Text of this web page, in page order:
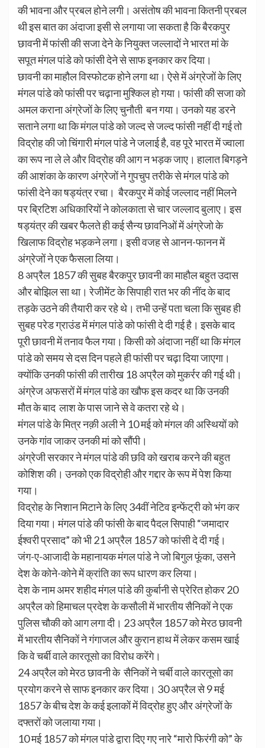
की भावना और प्रबल होने लगी। असंतोष की भावना कितनी प्रबल
थी इस बात का अंदाजा इसी से लगाया जा सकता है कि बैरकपुर
छावनी में फांसी की सजा देने के नियुक्त जल्लादों ने भारत मां के
सपूत मंगल पांडे को फांसी देने से साफ इनकार कर दिया।
छावनी का माहौल विस्फोटक होने लगा था। ऐसे में अंग्रेजों के लिए
मंगल पांडे को फांसी पर चढ़ाना मुश्किल हो गया। फांसी की सजा को
अमल कराना अंग्रेजों के लिए चुनौती बन गया। उनको यह डरने
सताने लगा था कि मंगल पांडे को जल्द से जल्द फांसी नहीं दी गई तो
विद्रोह की जो चिंगारी मंगल पांडे ने जलाई है, वह पूरे भारत में ज्वाला
का रूप ना ले ले और विद्रोह की आग न भड़क जाए। हालात बिगड़ने
की आशंका के कारण अंग्रेजों ने गुपचुप तरीके से मंगल पांडे को
फांसी देने का षड्यंत्र रचा। बैरकपुर में कोई जल्लाद नहीं मिलने
पर ब्रिटिश अधिकारियों ने कोलकाता से चार जल्लाद बुलाए। इस
षड्यंत्र की खबर फैलते ही कई सैन्य छावनिओं में अंग्रेजो के
खिलाफ विद्रोह भड़कने लगा। इसी वजह से आनन-फानन में
अंग्रेजों ने एक फैसला लिया।
8 अप्रैल 1857 की सुबह बैरकपुर छावनी का माहौल बहुत उदास
और बोझिल सा था। रेजीमेंट के सिपाही रात भर की नींद के बाद
तड़के उठने की तैयारी कर रहे थे। तभी उन्हें पता चला कि सुबह ही
सुबह परेड ग्राउंड में मंगल पांडे को फांसी दे दी गई है। इसके बाद
पूरी छावनी में तनाव फैल गया। किसी को अंदाजा नहीं था कि मंगल
पांडे को समय से दस दिन पहले ही फांसी पर चढ़ा दिया जाएगा।
क्योंकि उनकी फांसी की तारीख 18 अप्रैल को मुकर्रर की गई थी।
अंग्रेज अफसरों में मंगल पांडे का खौफ इस कदर था कि उनकी
मौत के बाद लाश के पास जाने से वे कतरा रहे थे।
मंगल पांडे के मित्र नक़ी अली ने 10 मई को मंगल की अस्थियों को
उनके गांव जाकर उनकी मां को सौंपी।
अंग्रेजी सरकार ने मंगल पांडे की छवि को खराब करने की बहुत
कोशिश की। उनको एक विद्रोही और गद्दार के रूप में पेश किया
गया।
विद्रोह के निशान मिटाने के लिए 34वीं नेटिव इन्फेंट्री को भंग कर
दिया गया। मंगल पांडे की फांसी के बाद पैदल सिपाही “जमादार
ईश्वरी प्रसाद” को भी 21 अप्रैल 1857 को फांसी दे दी गई।
जंग-ए-आजादी के महानायक मंगल पांडे ने जो बिगुल फूंका, उसने
देश के कोने-कोने में क्रांति का रूप धारण कर लिया।
देश के नाम अमर शहीद मंगल पांडे की कुर्बानी से प्रेरित होकर 20
अप्रैल को हिमाचल प्रदेश के कसौली में भारतीय सैनिकों ने एक
पुलिस चौकी को आग लगा दी। 23 अप्रैल 1857 को मेरठ छावनी
में भारतीय सैनिकों ने गंगाजल और कुरान हाथ में लेकर कसम खाई
कि वे चर्बी वाले कारतूसो का विरोध करेंगे।
24 अप्रैल को मेरठ छावनी के सैनिकों ने चर्बी वाले कारतूसो का
प्रयोग करने से साफ इनकार कर दिया। 30 अप्रैल से 9 मई
1857 के बीच देश के कई इलाकों में विद्रोह हुए और अंग्रेजों के
दफ्तरों को जलाया गया।
10 मई 1857 को मंगल पांडे द्वारा दिए गए नारे “मारो फिरंगी को” के